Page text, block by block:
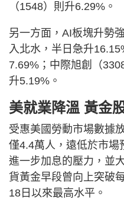
（1548）則升6.29%。
另一方面，AI板塊升勢
入北水，半日急升
7.69%；中際旭創（
升5.19%。
美就業降溫 黃金
受惠美國勞動市場數據
僅4.4萬人，遠低於市場
進一步加息的壓力，並
貨黃金早段曾向上突破
18日以來最高水平。